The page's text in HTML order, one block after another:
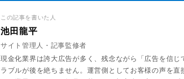
この記事を書いた人
池田龍平
サイト管理人・記事監修者
現金化業界は誇大広告が多く、残念ながら「広告を信じ
ラブルが後を絶ちません。運営側としてお客様の声を直